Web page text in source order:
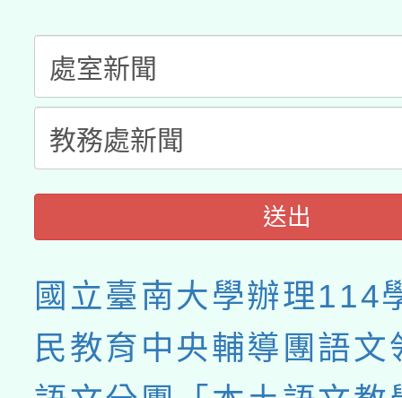
送出
國立臺南大學辦理114
民教育中央輔導團語文